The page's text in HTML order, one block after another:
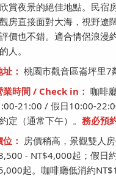
賞夜景的絕佳地點。民宿
房直接面對大海，視野遼
價也不錯。適合情侶浪漫
人。
： 桃園市觀音區崙坪里7
業時間 / Check in： 咖啡
21:00 / 假日10:00-
定（通常下午）。 務必預
： 房價稍高，景觀雙人
- NT$4,000起；假日
起。咖啡廳低消約